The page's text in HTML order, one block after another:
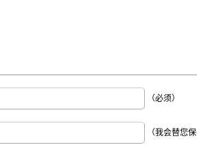
（必须）
（我会替您